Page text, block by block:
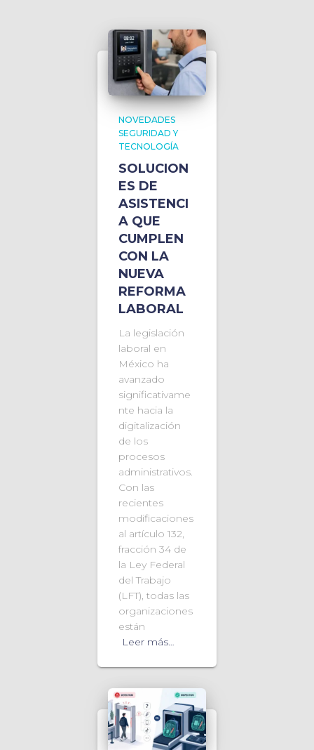
NOVEDADES
SEGURIDAD Y
TECNOLOGÍA
SOLUCION
ES DE
ASISTENCI
A QUE
CUMPLEN
CON LA
NUEVA
REFORMA
LABORAL
La legislación
laboral en
México ha
avanzado
significativame
nte hacia la
digitalización
de los
procesos
administrativos.
Con las
recientes
modificaciones
al artículo 132,
fracción 34 de
la Ley Federal
del Trabajo
(LFT), todas las
organizaciones
están
Leer más…